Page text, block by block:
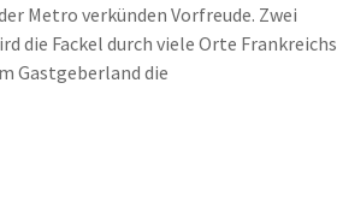
Metro verkünden Vorfreude. Zwei
die Fackel durch viele Orte Frankreichs
Gastgeberland die